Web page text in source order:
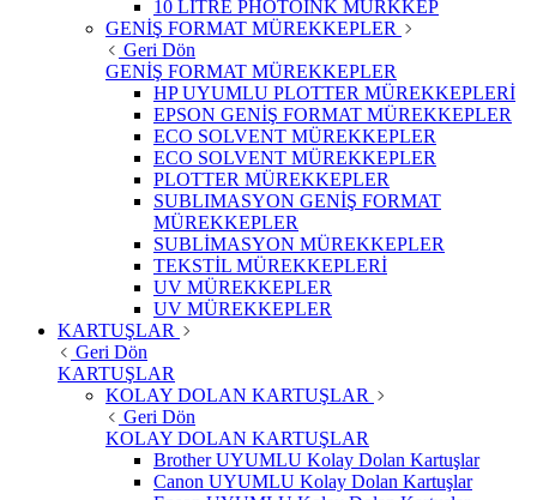
10 LİTRE PHOTOINK MÜRKKEP
GENİŞ FORMAT MÜREKKEPLER
Geri Dön
GENİŞ FORMAT MÜREKKEPLER
HP UYUMLU PLOTTER MÜREKKEPLERİ
EPSON GENİŞ FORMAT MÜREKKEPLER
ECO SOLVENT MÜREKKEPLER
ECO SOLVENT MÜREKKEPLER
PLOTTER MÜREKKEPLER
SUBLIMASYON GENİŞ FORMAT
MÜREKKEPLER
SUBLİMASYON MÜREKKEPLER
TEKSTİL MÜREKKEPLERİ
UV MÜREKKEPLER
UV MÜREKKEPLER
KARTUŞLAR
Geri Dön
KARTUŞLAR
KOLAY DOLAN KARTUŞLAR
Geri Dön
KOLAY DOLAN KARTUŞLAR
Brother UYUMLU Kolay Dolan Kartuşlar
Canon UYUMLU Kolay Dolan Kartuşlar